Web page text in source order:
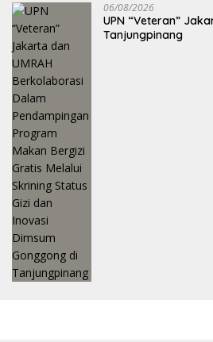
06/08/2026
UPN “Veteran”
Tanjungpinang